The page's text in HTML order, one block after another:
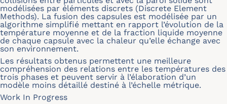
modélisées par éléments discrets (Discrete Element
Methods). La fusion des capsules est modélisée par un
algorithme simplifié mettant en rapport l’évolution de la
température moyenne et de la fraction liquide moyenne
de chaque capsule avec la chaleur qu’elle échange avec
son environnement.
Les résultats obtenus permettent une meilleure
compréhension des relations entre les températures des
trois phases et peuvent servir à l’élaboration d’un
modèle moins détaillé destiné à l’échelle métrique.
Work In Progress